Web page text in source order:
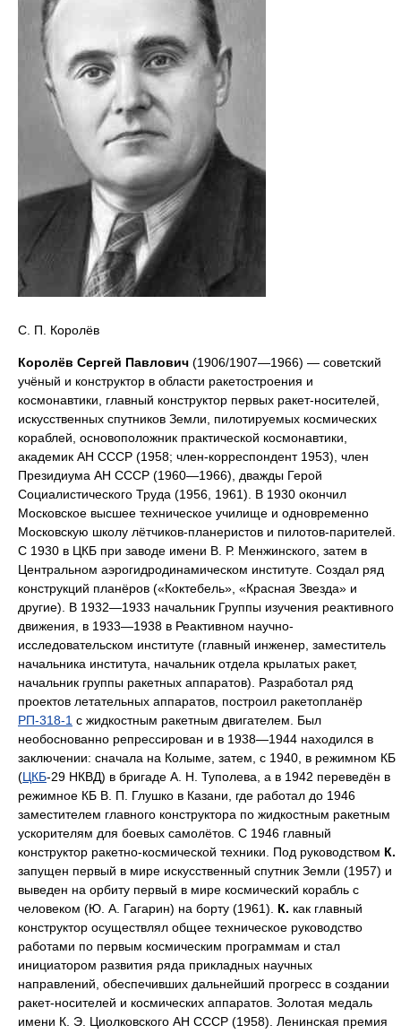
С. П. Королёв
Королёв Сергей Павлович (1906/1907—1966) — советский
учёный и конструктор в области ракетостроения и
космонавтики, главный конструктор первых ракет-носителей,
искусственных спутников Земли, пилотируемых космических
кораблей, основоположник практической космонавтики,
академик АН СССР (1958; член-корреспондент 1953), член
Президиума АН СССР (1960—1966), дважды Герой
Социалистического Труда (1956, 1961). В 1930 окончил
Московское высшее техническое училище и одновременно
Московскую школу лётчиков-планеристов и пилотов-парителей.
С 1930 в ЦКБ при заводе имени В. Р. Менжинского, затем в
Центральном аэрогидродинамическом институте. Создал ряд
конструкций планёров («Коктебель», «Красная Звезда» и
другие). В 1932—1933 начальник Группы изучения реактивного
движения, в 1933—1938 в Реактивном научно-
исследовательском институте (главный инженер, заместитель
начальника института, начальник отдела крылатых ракет,
начальник группы ракетных аппаратов). Разработал ряд
проектов летательных аппаратов, построил ракетопланёр
РП-318-1 с жидкостным ракетным двигателем. Был
необоснованно репрессирован и в 1938—1944 находился в
заключении: сначала на Колыме, затем, с 1940, в режимном КБ
(ЦКБ-29 НКВД) в бригаде А. Н. Туполева, а в 1942 переведён в
режимное КБ В. П. Глушко в Казани, где работал до 1946
заместителем главного конструктора по жидкостным ракетным
ускорителям для боевых самолётов. С 1946 главный
конструктор ракетно-космической техники. Под руководством К.
запущен первый в мире искусственный спутник Земли (1957) и
выведен на орбиту первый в мире космический корабль с
человеком (Ю. А. Гагарин) на борту (1961). К. как главный
конструктор осуществлял общее техническое руководство
работами по первым космическим программам и стал
инициатором развития ряда прикладных научных
направлений, обеспечивших дальнейший прогресс в создании
ракет-носителей и космических аппаратов. Золотая медаль
имени К. Э. Циолковского АН СССР (1958). Ленинская премия